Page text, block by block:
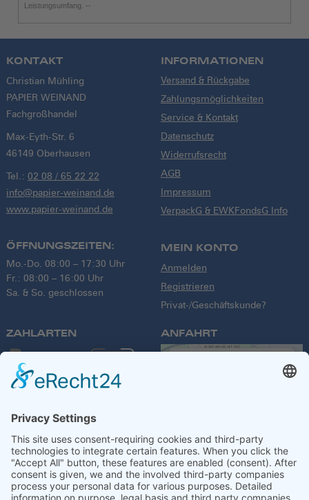
Leistungsumfang. --
KONTAKT
Christian Mühling
PAPIER WEINAND
Fachgroßhandel
Max-Eyth-Str. 6
46149 Oberhausen
Tel.: 02 08 / 65 22 22
info@papier-weinand.de
www.papier-weinand.de
ÖFFNUNGSZEITEN:
Mo.-Do. 08:00 – 17:30 Uhr
Fr.: 08:00 – 16:00 Uhr
Sa. & So. geschlossen
INFORMATIONEN
Versand & Rückgabe
Zahlungsmöglichkeiten
Service & Kontakt
Datenschutz
Widerrufsrecht
AGB
Impressum
VerpackG & EWKFondsG Info
MEIN KONTO
Anmelden
Registrieren
Privat-/Geschäftskunde?
ZAHLARTEN
VERSANDPARTNER
ANFAHRT
We use a third party
service to embed
map content that
may collect data